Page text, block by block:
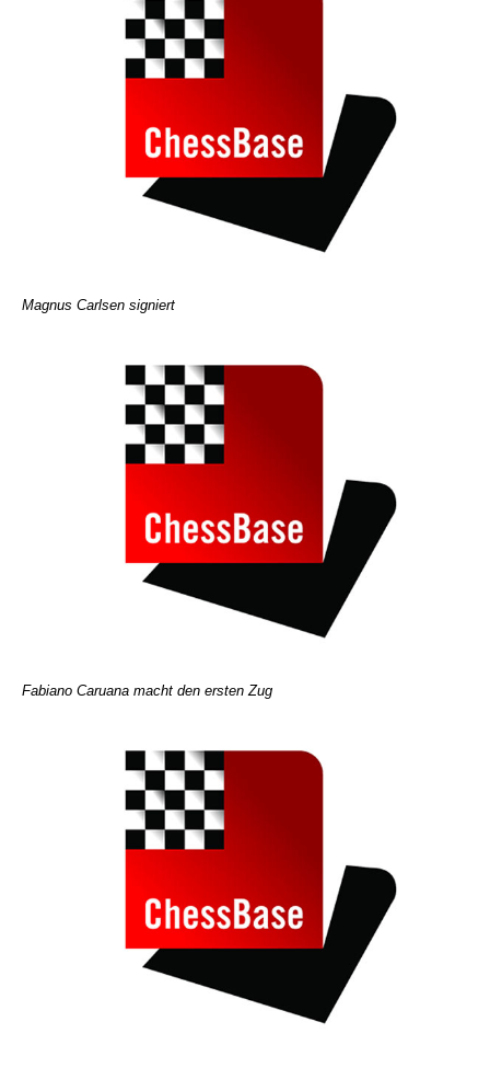
Magnus Carlsen signiert
Fabiano Caruana macht den ersten Zug